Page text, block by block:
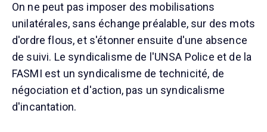
On ne peut pas imposer des mobilisations
unilatérales, sans échange préalable, sur des mots
d'ordre flous, et s'étonner ensuite d'une absence
de suivi. Le syndicalisme de l'UNSA Police et de la
FASMI est un syndicalisme de technicité, de
négociation et d'action, pas un syndicalisme
d'incantation.